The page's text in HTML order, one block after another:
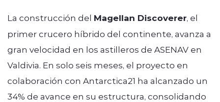
La construcción del Magellan Discoverer, el
primer crucero híbrido del continente, avanza a
gran velocidad en los astilleros de ASENAV en
Valdivia. En solo seis meses, el proyecto en
colaboración con Antarctica21 ha alcanzado un
34% de avance en su estructura, consolidando